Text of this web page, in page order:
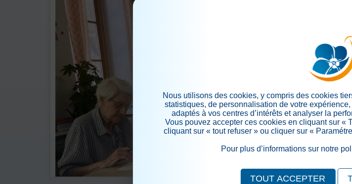
>
Nous utilisons des cookies, y compris des cookies
statistiques, de personnalisation de votre
adaptés à vos centres d’intérêts et analyser la
Vous pouvez accepter ces cookies en cliquant sur «
cliquant sur « tout refuser » ou cliquer sur «
Pour plus d’informations sur notre
TOUT ACCEPTER